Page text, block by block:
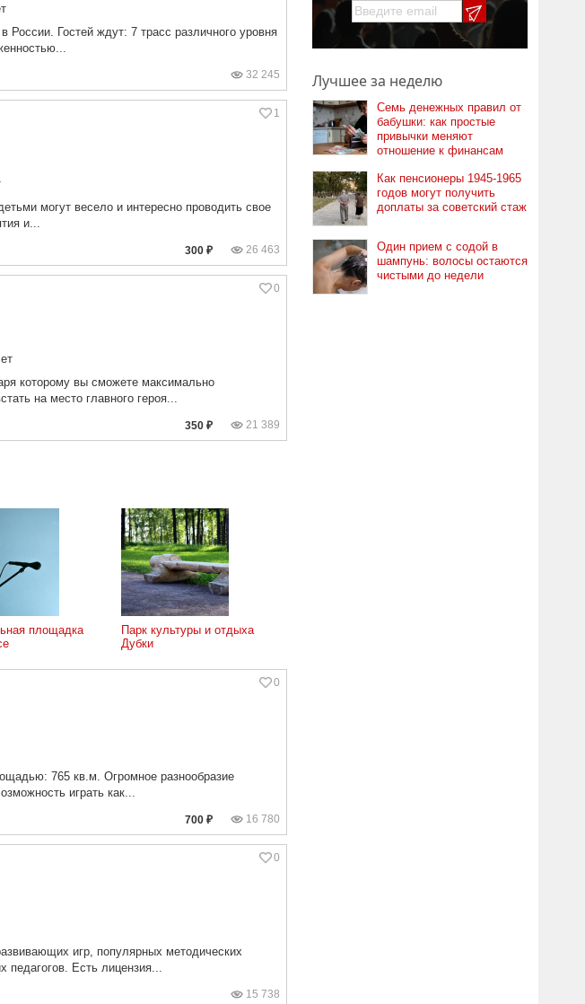
Гостей ждут: 7 трасс различного уровня
32 245
могут весело и интересно проводить свое
и...
300 ₽ 26 463
1
которому вы сможете максимально
на место главного героя...
350 ₽ 21 389
0
площадка
Парк культуры и отдыха
Дубки
765 кв.м. Огромное разнообразие
играть как...
700 ₽ 16 780
0
игр, популярных методических
педагогов. Есть лицензия...
15 738
0
Лучшее за неделю
Семь денежных правил от
бабушки: как простые
привычки меняют
отношение к финансам
Как пенсионеры 1945-1965
годов могут получить
доплаты за советский стаж
Один прием с содой в
шампунь: волосы остаются
чистыми до недели